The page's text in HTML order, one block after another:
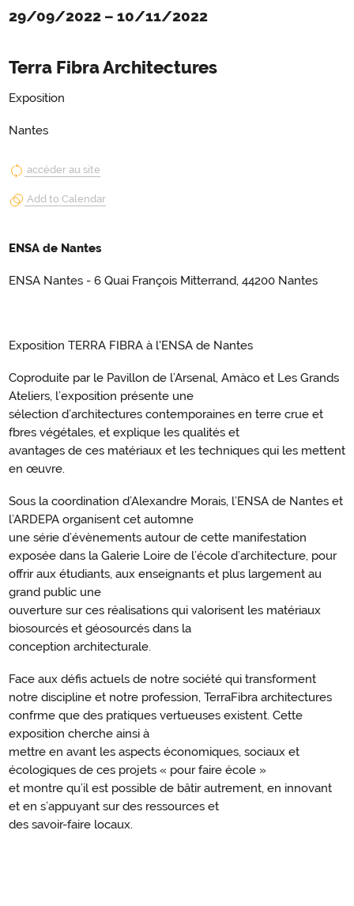
29/09/2022 – 10/11/2022
Terra Fibra Architectures
Exposition
Nantes
accéder au site
Add to Calendar
ENSA de Nantes
ENSA Nantes - 6 Quai François Mitterrand, 44200 Nantes
Exposition TERRA FIBRA à l'ENSA de Nantes
Coproduite par le Pavillon de l’Arsenal, Amàco et Les Grands
Ateliers, l’exposition présente une
sélection d’architectures contemporaines en terre crue et
fbres végétales, et explique les qualités et
avantages de ces matériaux et les techniques qui les mettent
en œuvre.
Sous la coordination d’Alexandre Morais, l’ENSA de Nantes et
l’ARDEPA organisent cet automne
une série d’évènements autour de cette manifestation
exposée dans la Galerie Loire de l’école d’architecture, pour
offrir aux étudiants, aux enseignants et plus largement au
grand public une
ouverture sur ces réalisations qui valorisent les matériaux
biosourcés et géosourcés dans la
conception architecturale.
Face aux défis actuels de notre société qui transforment
notre discipline et notre profession, TerraFibra architectures
confrme que des pratiques vertueuses existent. Cette
exposition cherche ainsi à
mettre en avant les aspects économiques, sociaux et
écologiques de ces projets « pour faire école »
et montre qu’il est possible de bâtir autrement, en innovant
et en s’appuyant sur des ressources et
des savoir-faire locaux.